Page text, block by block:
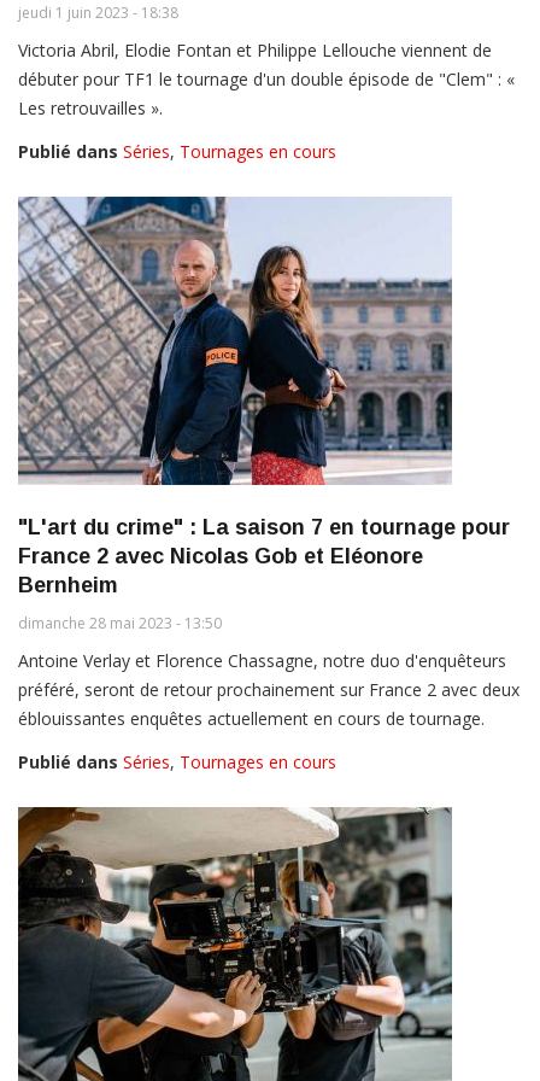
jeudi 1 juin 2023 - 18:38
Victoria Abril, Elodie Fontan et Philippe Lellouche viennent de
débuter pour TF1 le tournage d'un double épisode de "Clem" : «
Les retrouvailles ».
Publié dans Séries, Tournages en cours
"L'art du crime" : La saison 7 en tournage pour
France 2 avec Nicolas Gob et Eléonore
Bernheim
dimanche 28 mai 2023 - 13:50
Antoine Verlay et Florence Chassagne, notre duo d'enquêteurs
préféré, seront de retour prochainement sur France 2 avec deux
éblouissantes enquêtes actuellement en cours de tournage.
Publié dans Séries, Tournages en cours